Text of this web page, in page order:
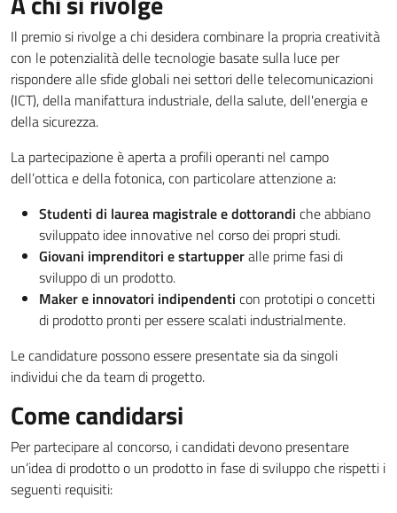
Il premio si rivolge a chi desidera combinare la propria creatività
con le potenzialità delle tecnologie basate sulla luce per
rispondere alle sfide globali nei settori delle telecomunicazioni
(ICT), della manifattura industriale, della salute, dell'energia e
della sicurezza.
La partecipazione è aperta a profili operanti nel campo
dell’ottica e della fotonica, con particolare attenzione a:
Studenti di laurea magistrale e dottorandi che abbiano
sviluppato idee innovative nel corso dei propri studi.
Giovani imprenditori e startupperalle prime fasi di
sviluppo di un prodotto.
Maker e innovatori indipendenti con prototipi o concetti
di prodotto pronti per essere scalati industrialmente.
Le candidature possono essere presentate sia da singoli
individui che da team di progetto.
Come candidarsi
Per partecipare al concorso, i candidati devono presentare
un’idea di prodotto o un prodotto in fase di sviluppo che rispetti i
seguenti requisiti: